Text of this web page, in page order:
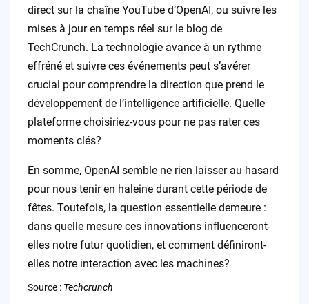
direct sur la chaîne YouTube d’OpenAI, ou suivre les
mises à jour en temps réel sur le blog de
TechCrunch. La technologie avance à un rythme
effréné et suivre ces événements peut s’avérer
crucial pour comprendre la direction que prend le
développement de l’intelligence artificielle. Quelle
plateforme choisiriez-vous pour ne pas rater ces
moments clés?
En somme, OpenAI semble ne rien laisser au hasard
pour nous tenir en haleine durant cette période de
fêtes. Toutefois, la question essentielle demeure :
dans quelle mesure ces innovations influenceront-
elles notre futur quotidien, et comment définiront-
elles notre interaction avec les machines?
Source : Techcrunch